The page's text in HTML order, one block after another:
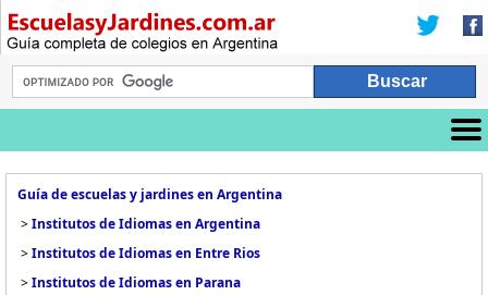
Guía de escuelas y jardines en Argentina
>Institutos de Idiomas en Argentina
>Institutos de Idiomas en Entre Rios
>Institutos de Idiomas en Parana